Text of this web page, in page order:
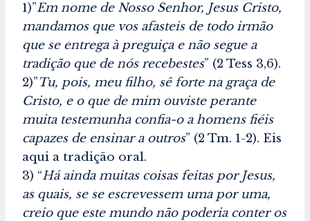
1)”Em nome de Nosso Senhor, Jesus Cristo,
mandamos que vos afasteis de todo irmão
que se entrega à preguiça e não segue a
tradição que de nós recebestes” (2 Tess 3,6).
2)”Tu, pois, meu filho, sê forte na graça de
Cristo, e o que de mim ouviste perante
muita testemunha confia-o a homens fiéis
capazes de ensinar a outros” (2 Tm. 1-2). Eis
aqui a tradição oral.
3) “Há ainda muitas coisas feitas por Jesus,
as quais, se se escrevessem uma por uma,
creio que este mundo não poderia conter os